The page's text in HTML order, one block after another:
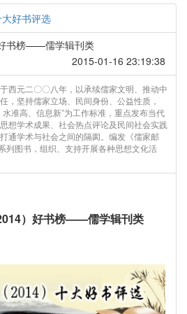
好书评选
书榜——儒学辑刊类
2015-01-16 23:19:38
西元二〇〇八年，以承续儒家文明、推动中
，坚持儒家立场、民间身份、公益性质，
水准高、信息新”为工作标准，重点发布当代
想学术成果、社会热点评论及民间社会实践
通学术与社会之间的隔阂。编发《儒家邮
列图书，组织、支持开展各种思想文化活
）好书榜——儒学辑刊类